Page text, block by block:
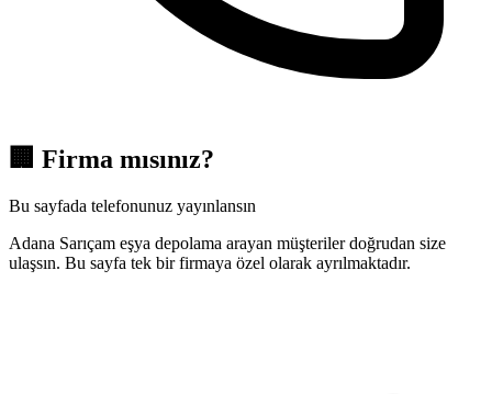
🏢 Firma mısınız?
Bu sayfada telefonunuz yayınlansın
Adana Sarıçam eşya depolama arayan müşteriler doğrudan size
ulaşsın. Bu sayfa tek bir firmaya özel olarak ayrılmaktadır.